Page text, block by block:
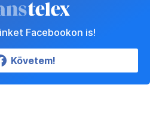
Facebookon is!
Követem!